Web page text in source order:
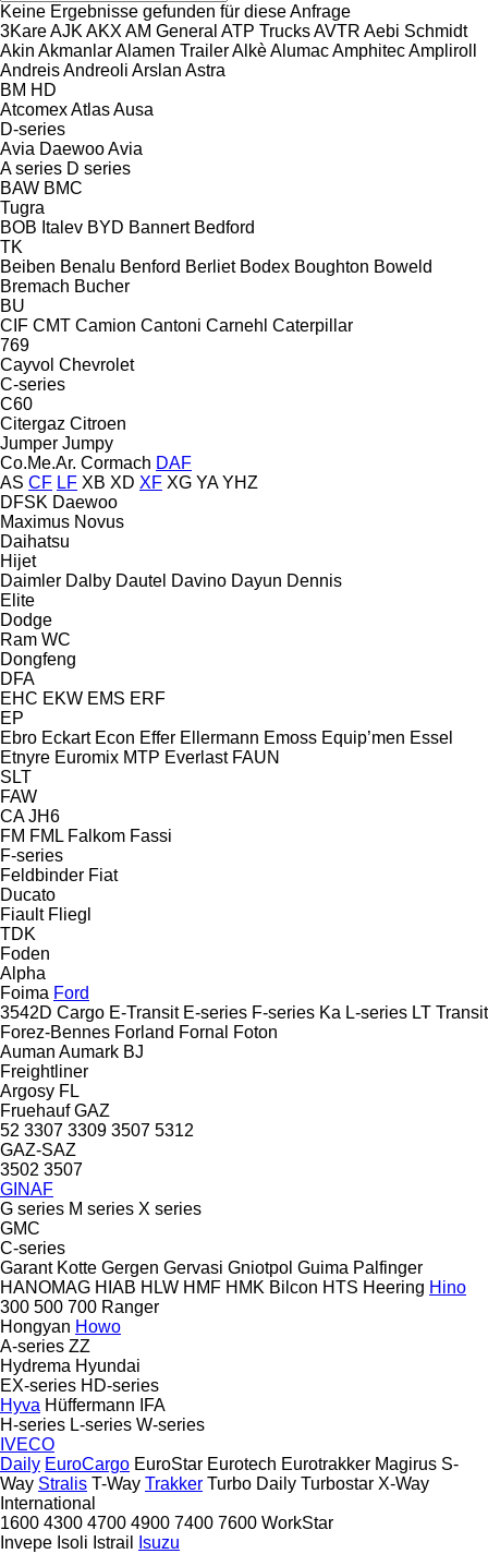
Keine Ergebnisse gefunden für diese Anfrage
3KareAJK AKX AM General ATP TrucksAVTR Aebi Schmidt
Akin AkmanlarAlamen TrailerAlkèAlumacAmphitecAmpliroll
AndreisAndreoli Arslan Astra
BM HD
AtcomexAtlasAusa
D-series
Avia DaewooAvia
A series D series
BAW BMC
Tugra
BOB Italev BYD Bannert Bedford
TK
Beiben Benalu Benford Berliet Bodex Boughton Boweld
Bremach Bucher
BU
CIF CMT Camion Cantoni Carnehl Caterpillar
769
Cayvol Chevrolet
C-series
C60
Citergaz Citroen
Jumper Jumpy
Co.Me.Ar. Cormach DAF
AS CF LF XB XD XF XG YA YHZ
DFSK Daewoo
Maximus Novus
Daihatsu
Hijet
Daimler Dalby Dautel Davino Dayun Dennis
Elite
Dodge
Ram WC
Dongfeng
DFA
EHC EKW EMS ERF
EP
Ebro Eckart Econ Effer Ellermann Emoss Equip’men Essel
Etnyre Euromix MTP Everlast FAUN
SLT
FAW
CA JH6
FM FML Falkom Fassi
F-series
Feldbinder Fiat
Ducato
Fiault Fliegl
TDK
Foden
Alpha
Foima Ford
3542D Cargo E-Transit E-series F-series Ka L-series LT Transit
Forez-Bennes Forland Fornal
Foton
Auman Aumark BJ
Freightliner
Argosy FL
Fruehauf GAZ
52 3307 3309 3507 5312
GAZ-SAZ
3502 3507
GINAF
G series M series X series
GMC
C-series
Garant Kotte Gergen Gervasi Gniotpol Guima Palfinger
HANOMAG HIAB HLW HMF HMK Bilcon HTS Heering Hino
300 500 700 Ranger
Hongyan Howo
A-series ZZ
Hydrema Hyundai
EX-series HD-series
Hyva Hüffermann
IFA
H-series L-series W-series
IVECO
Daily EuroCargo EuroStar Eurotech Eurotrakker Magirus S-
Way Stralis T-Way Trakker Turbo Daily Turbostar X-Way
International
1600 4300 4700 4900 7400 7600 WorkStar
Invepe Isoli Istrail
Isuzu